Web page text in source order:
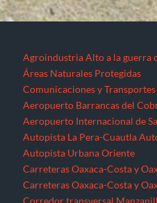
Agroindustria Alto a la guerra
Áreas Naturales Protegidas
Comunicaciones y Transportes
Aeropuerto Barrancas del
Aeropuerto Internacional de
Autopista La Pera-Cuautla
Autopista Urbana Oriente
Carreteras Oaxaca-Costa y
Carreteras Oaxaca-Costa y